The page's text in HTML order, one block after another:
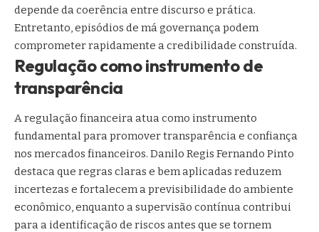
depende da coerência entre discurso e prática.
Entretanto, episódios de má governança podem
comprometer rapidamente a credibilidade construída.
Regulação como instrumento de
transparência
A regulação financeira atua como instrumento
fundamental para promover transparência e confiança
nos mercados financeiros. Danilo Regis Fernando Pinto
destaca que regras claras e bem aplicadas reduzem
incertezas e fortalecem a previsibilidade do ambiente
econômico, enquanto a supervisão contínua contribui
para a identificação de riscos antes que se tornem